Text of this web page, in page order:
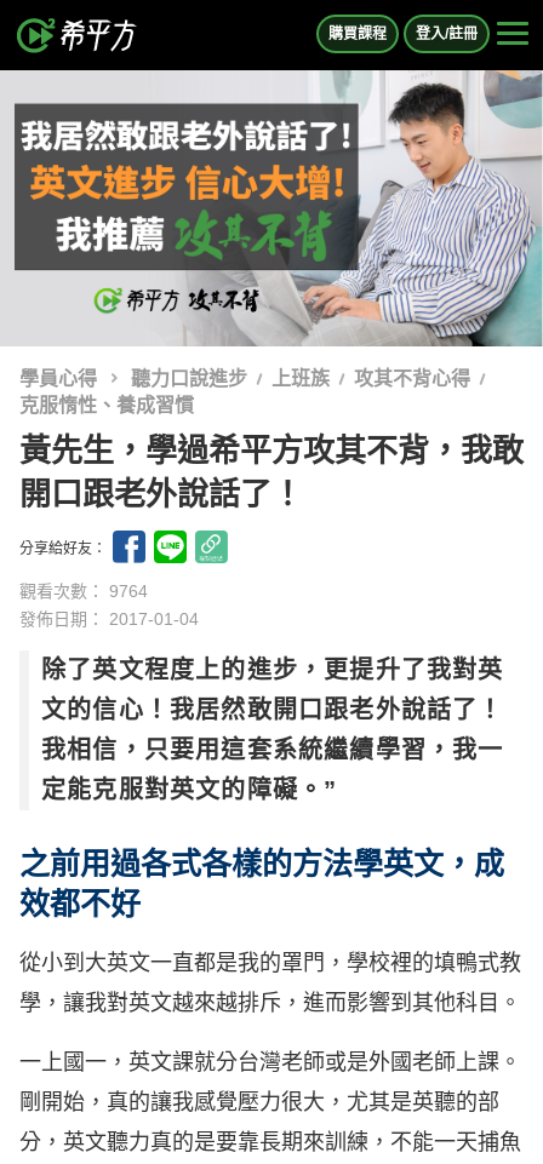
購買課程 登入/註冊
學員心得 聽力口說進步 上班族
攻其不背心得
克服惰性、養成習慣
黃先生，學過希平方攻其不背，我敢
開口跟老外說話了！
分享給好友：
觀看次數： 9764
發佈日期： 2017-01-04
除了英文程度上的進步，更提升了我對英
文的信心！我居然敢開口跟老外說話了！
我相信，只要用這套系統繼續學習，我一
定能克服對英文的障礙。”
之前用過各式各樣的方法學英文，成
效都不好
從小到大英文一直都是我的罩門，學校裡的填鴨式教
學，讓我對英文越來越排斥，進而影響到其他科目。
一上國一，英文課就分台灣老師或是外國老師上課。
剛開始，真的讓我感覺壓力很大，尤其是英聽的部
分，英文聽力真的是要靠長期來訓練，不能一天捕魚